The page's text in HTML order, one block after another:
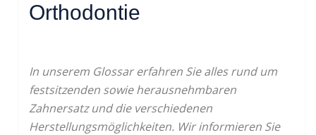
Orthodontie
In unserem Glossar erfahren Sie alles rund um
festsitzenden sowie herausnehmbaren
Zahnersatz und die verschiedenen
Herstellungsmöglichkeiten. Wir informieren Sie